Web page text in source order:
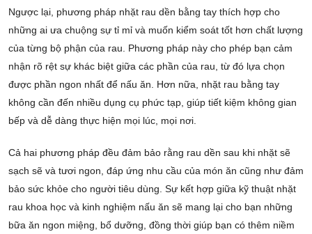
Ngược lại, phương pháp nhặt rau dền bằng tay thích hợp cho
những ai ưa chuộng sự tỉ mỉ và muốn kiểm soát tốt hơn chất lượng
của từng bộ phận của rau. Phương pháp này cho phép bạn cảm
nhận rõ rệt sự khác biệt giữa các phần của rau, từ đó lựa chọn
được phần ngon nhất để nấu ăn. Hơn nữa, nhặt rau bằng tay
không cần đến nhiều dụng cụ phức tạp, giúp tiết kiệm không gian
bếp và dễ dàng thực hiện mọi lúc, mọi nơi.
Cả hai phương pháp đều đảm bảo rằng rau dền sau khi nhặt sẽ
sạch sẽ và tươi ngon, đáp ứng nhu cầu của món ăn cũng như đảm
bảo sức khỏe cho người tiêu dùng. Sự kết hợp giữa kỹ thuật nhặt
rau khoa học và kinh nghiệm nấu ăn sẽ mang lại cho bạn những
bữa ăn ngon miệng, bổ dưỡng, đồng thời giúp bạn có thêm niềm